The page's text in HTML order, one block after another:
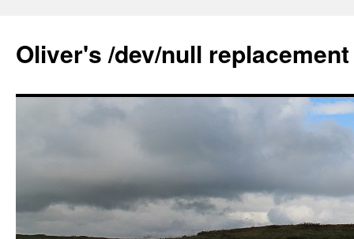
content
Oliver's /dev/null replacement